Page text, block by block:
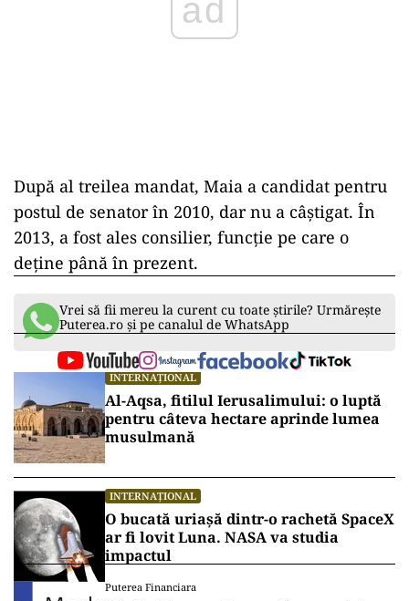
ad
După al treilea mandat, Maia a candidat pentru
postul de senator în 2010, dar nu a câștigat. În
2013, a fost ales consilier, funcție pe care o
deține până în prezent.
Vrei să fii mereu la curent cu toate știrile? Urmărește
Puterea.ro și pe canalul de WhatsApp
INTERNAȚIONAL
Al-Aqsa, fitilul Ierusalimului: o luptă
pentru câteva hectare aprinde lumea
musulmană
INTERNAȚIONAL
O bucată uriașă dintr-o rachetă SpaceX
ar fi lovit Luna. NASA va studia
impactul
Puterea Financiara